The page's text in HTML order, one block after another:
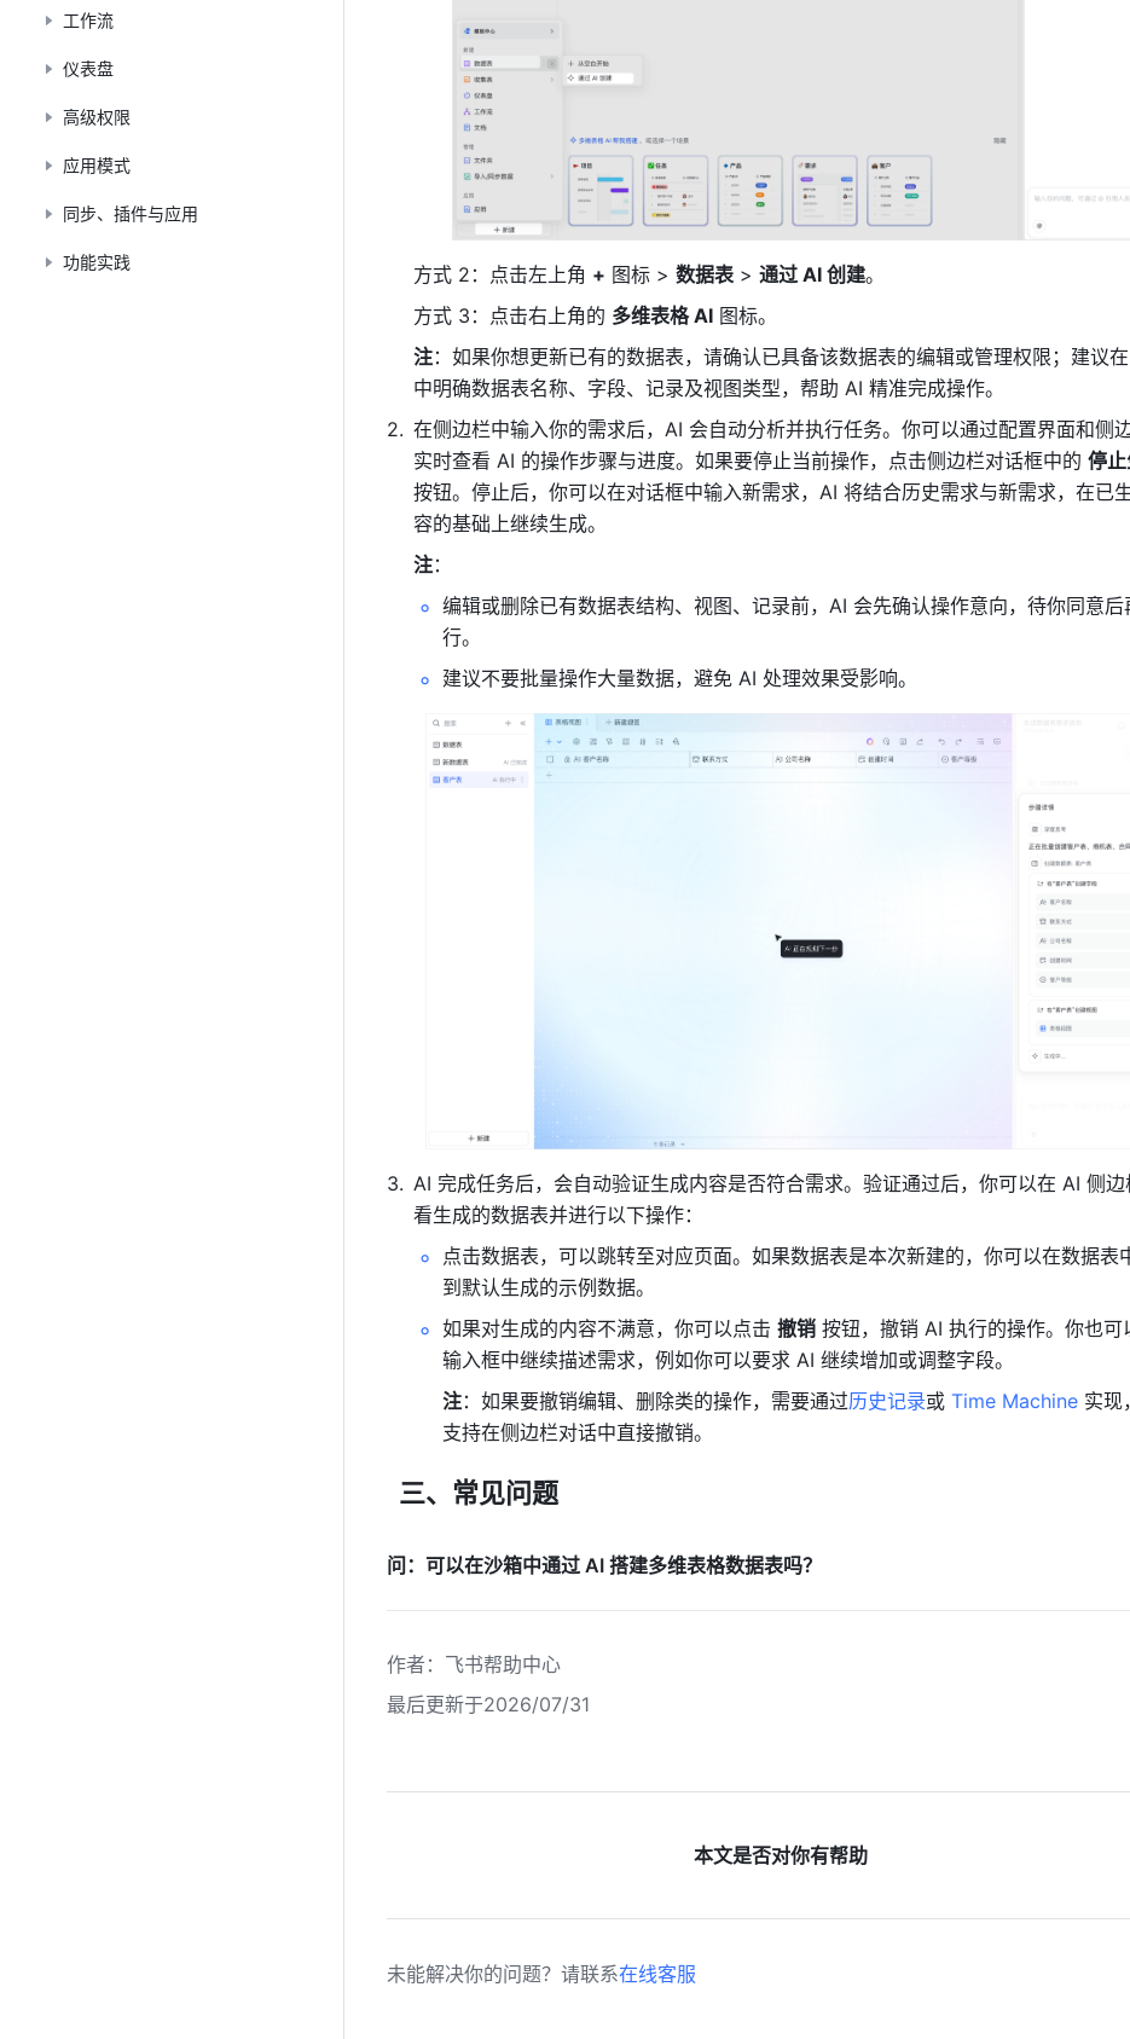
工作流
仪表盘
高级权限
应用模式
同步、插件与应用
功能实践
方式 2：点击左上角 + 图标 > 数据表 > 通过 AI 创建。
方式 3：点击右上角的 多维表格 AI 图标。
注：如果你想更新已有的数据表，请确认已具备该数据表的编辑或管理权限；建议
中明确数据表名称、字段、记录及视图类型，帮助 AI 精准完成操作。
在侧边栏中输入你的需求后，AI 会自动分析并执行任务。你可以通过配置界面和侧边
实时查看 AI 的操作步骤与进度。如果要停止当前操作，点击侧边栏对话框中的 停
按钮。停止后，你可以在对话框中输入新需求，AI 将结合历史需求与新需求，在已
容的基础上继续生成。
注：
编辑或删除已有数据表结构、视图、记录前，AI 会先确认操作意向，待你同意后
行。
建议不要批量操作大量数据，避免 AI 处理效果受影响。
AI 完成任务后，会自动验证生成内容是否符合需求。验证通过后，你可以在 AI 侧边
看生成的数据表并进行以下操作：
点击数据表，可以跳转至对应页面。如果数据表是本次新建的，你可以在数据表
到默认生成的示例数据。
如果对生成的内容不满意，你可以点击 撤销 按钮，撤销 AI 执行的操作。你也可
输入框中继续描述需求，例如你可以要求 AI 继续增加或调整字段。
注：如果要撤销编辑、删除类的操作，需要通过历史记录或 Time Machine 实现
支持在侧边栏对话中直接撤销。
  三、常见问题
问：可以在沙箱中通过 AI 搭建多维表格数据表吗？
作者 ： 飞书帮助中心
最后更新于2026/07/31
本文是否对你有帮助
未能解决你的问题？请联系在线客服